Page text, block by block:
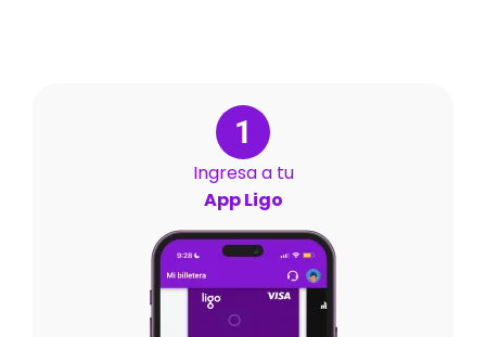
1
Ingresa a tu
App Ligo